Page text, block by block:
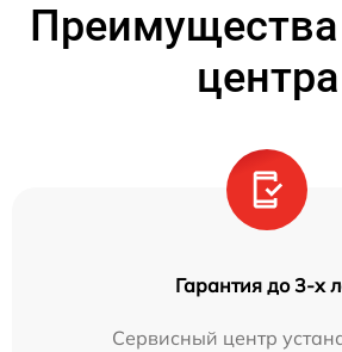
Преимущества
центра
Гарантия до 3-х
Сервисный центр